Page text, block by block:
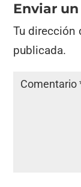
Enviar
Tu dirección
publicada.